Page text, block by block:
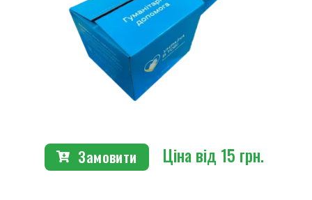
Замовити Ціна від 15 грн.